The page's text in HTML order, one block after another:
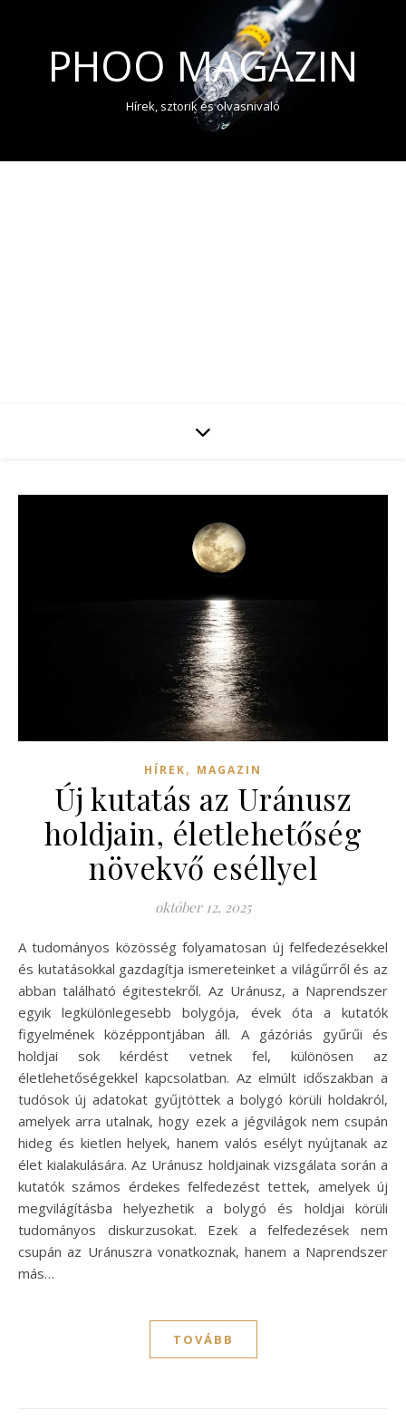
PHOO MAGAZIN
Hírek, sztorik és olvasnivaló
HÍREK, MAGAZIN
Új kutatás az Uránusz
holdjain, életlehetőség
növekvő eséllyel
október 12, 2025
A tudományos közösség folyamatosan új felfedezésekkel
és kutatásokkal gazdagítja ismereteinket a világűrről és az
abban található égitestekről. Az Uránusz, a Naprendszer
egyik legkülönlegesebb bolygója, évek óta a kutatók
figyelmének középpontjában áll. A gázóriás gyűrűi és
holdjai sok kérdést vetnek fel, különösen az
életlehetőségekkel kapcsolatban. Az elmúlt időszakban a
tudósok új adatokat gyűjtöttek a bolygó körüli holdakról,
amelyek arra utalnak, hogy ezek a jégvilágok nem csupán
hideg és kietlen helyek, hanem valós esélyt nyújtanak az
élet kialakulására. Az Uránusz holdjainak vizsgálata során a
kutatók számos érdekes felfedezést tettek, amelyek új
megvilágításba helyezhetik a bolygó és holdjai körüli
tudományos diskurzusokat. Ezek a felfedezések nem
csupán az Uránuszra vonatkoznak, hanem a Naprendszer
más…
TOVÁBB